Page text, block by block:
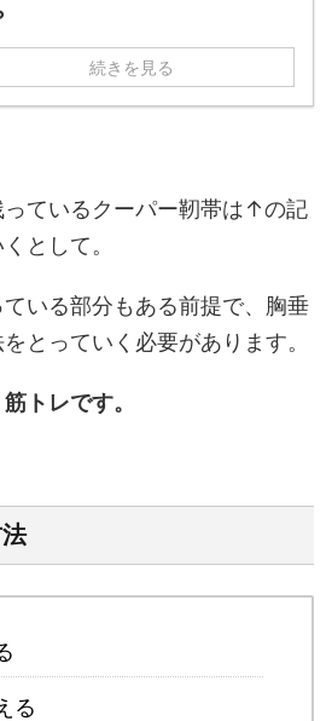
続きを見る
っているクーパー靭帯は↑の記
として。
いる部分もある前提で、胸垂
とっていく必要があります。
トレです。
る